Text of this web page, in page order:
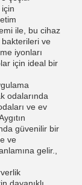
ile, bu cihaz
ve
iyonları
için ideal bir
odalarında
ve ev
güvenilir bir
ve
gelir.,
dayanıklı